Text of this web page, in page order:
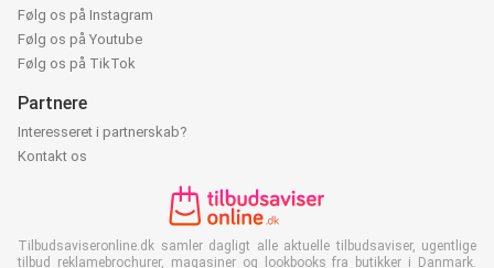
Følg os på Instagram
Følg os på Youtube
Følg os på TikTok
Partnere
Interesseret i partnerskab?
Kontakt os
Tilbudsaviseronline.dk samler dagligt alle aktuelle tilbudsaviser, ugentlige
tilbud reklamebrochurer, magasiner og lookbooks fra butikker i Danmark.